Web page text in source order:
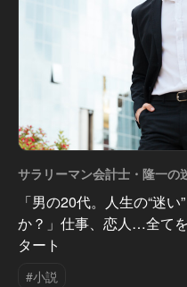
サラリーマン会計士・隆一の
「男の20代。人生の“迷
か？」仕事、恋人…全て
タート
#小説